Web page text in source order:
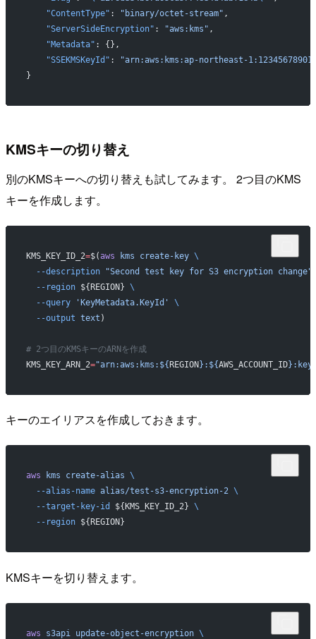
    "ContentType"
: "binary/octet-stream" ,
    "ServerSideEncryption"
: "aws:kms" ,
    "Metadata"
: {},
    "SSEKMSKeyId"
:
"arn:aws:kms:ap-northeast-
}
KMSキーの切り替え
別のKMSキーへの切り替えも試してみます。 2つ目のKMS
キーを作成します。
KMS_KEY_ID_2=$(aws kms create-key \
  --description
"Second test key for S3 encryption change"
  --region
${REGION} \
  --query
'KeyMetadata.KeyId'
\
  --output
text )
# 2つ目のKMSキーのARNを作成
KMS_KEY_ARN_2="arn:aws:kms:${REGION}:${AWS_ACCOUNT_ID
キーのエイリアスを作成しておきます。
aws kms create-alias \
  --alias-name
alias/test-s3-encryption-2 \
  --target-key-id
${KMS_KEY_ID_2} \
  --region
${REGION}
KMSキーを切り替えます。
aws s3api update-object-encryption \